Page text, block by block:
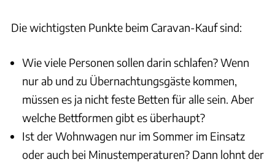
Die wichtigsten Punkte beim Caravan-Kauf sind:
Wie viele Personen sollen darin schlafen?Wenn
nur ab und zu Übernachtungsgäste kommen,
müssen es ja nicht feste Betten für alle sein. Aber
welche Bettformen gibt es überhaupt?
Ist der Wohnwagen nur im Sommer im Einsatz
oder auch bei Minustemperaturen? Dann lohnt der